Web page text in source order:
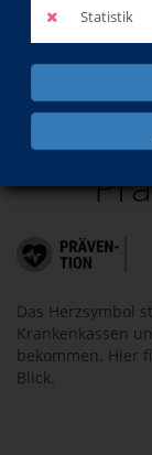
Statistik
Das Herzsymbol
Krankenkassen
bekommen. Hier
Blick.